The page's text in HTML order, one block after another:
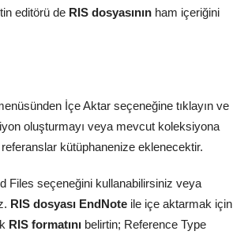
editörü de RIS dosyasının ham içeriğini
İçe Aktar seçeneğine tıklayın ve
oluşturmayı veya mevcut koleksiyona
kütüphanenize eklenecektir.
Files seçeneğini kullanabilirsiniz veya
RIS dosyası EndNote ile içe aktarmak için
RIS formatını belirtin; Reference Type